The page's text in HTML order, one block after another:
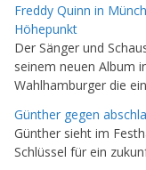
Freddy Quinn in
Höhepunkt
Der Sänger und
seinem neuen Album
Wahlhamburger die
Günther gegen
Günther sieht im
Schlüssel für ein